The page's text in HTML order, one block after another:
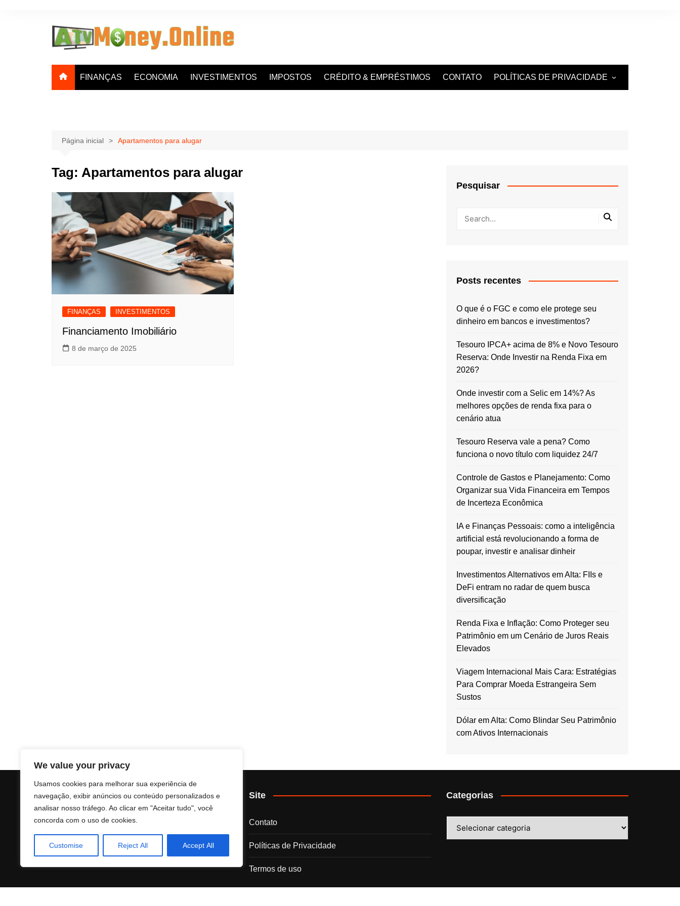
We value your privacy
Usamos cookies para melhorar sua experiência de
navegação, exibir anúncios ou conteúdo personalizados e
analisar nosso tráfego. Ao clicar em "Aceitar tudo", você
concorda com o uso de cookies.
Customise Reject All Accept All
FINANÇAS ECONOMIA INVESTIMENTOS IMPOSTOS CRÉDITO & EMPRÉSTIMOS CONTATO POLÍTICAS DE PRIVACIDADE
Página inicial Apartamentos para alugar
Tag: Apartamentos para alugar
FINANÇAS INVESTIMENTOS
Financiamento Imobiliário
8 de março de 2025
Pesquisar
Posts recentes
O que é o FGC e como ele protege seu
dinheiro em bancos e investimentos?
Tesouro IPCA+ acima de 8% e Novo Tesouro
Reserva: Onde Investir na Renda Fixa em
2026?
Onde investir com a Selic em 14%? As
melhores opções de renda fixa para o
cenário atua
Tesouro Reserva vale a pena? Como
funciona o novo título com liquidez 24/7
Controle de Gastos e Planejamento: Como
Organizar sua Vida Financeira em Tempos
de Incerteza Econômica
IA e Finanças Pessoais: como a inteligência
artificial está revolucionando a forma de
poupar, investir e analisar dinheir
Investimentos Alternativos em Alta: FIIs e
DeFi entram no radar de quem busca
diversificação
Renda Fixa e Inflação: Como Proteger seu
Patrimônio em um Cenário de Juros Reais
Elevados
Viagem Internacional Mais Cara: Estratégias
Para Comprar Moeda Estrangeira Sem
Sustos
Dólar em Alta: Como Blindar Seu Patrimônio
com Ativos Internacionais
Site
Contato
Políticas de Privacidade
Termos de uso
Categorias